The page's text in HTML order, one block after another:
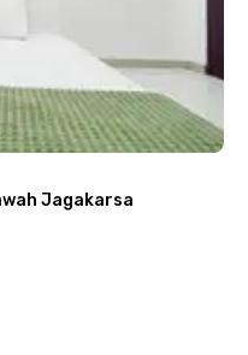
Jagakarsa